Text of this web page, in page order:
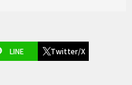
LINE Twitter/X